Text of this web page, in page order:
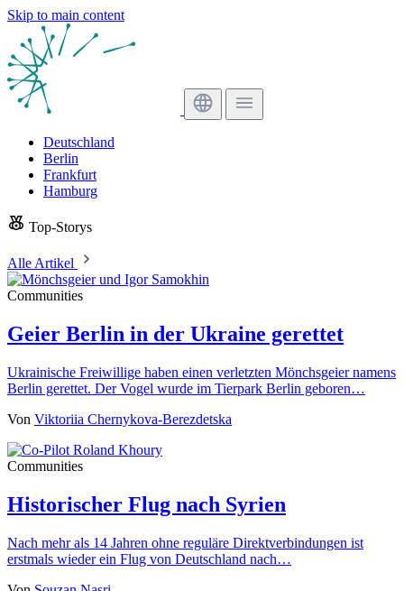
Skip to main content
Deutschland
Berlin
Frankfurt
Hamburg
Top-Storys
Alle Artikel
Communities
Geier Berlin in der Ukraine gerettet
Ukrainische Freiwillige haben einen verletzten Mönchsgeier namens
Berlin gerettet. Der Vogel wurde im Tierpark Berlin geboren…
Von Viktoriia Chernykova-Berezdetska
Communities
Historischer Flug nach Syrien
Nach mehr als 14 Jahren ohne reguläre Direktverbindungen ist
erstmals wieder ein Flug von Deutschland nach…